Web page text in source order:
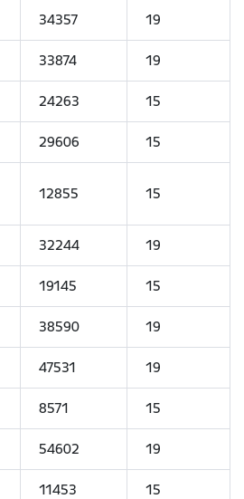
34357 19
33874 19
24263 15
29606 15
12855 15
32244 19
19145 15
38590 19
47531 19
8571 15
54602 19
11453 15